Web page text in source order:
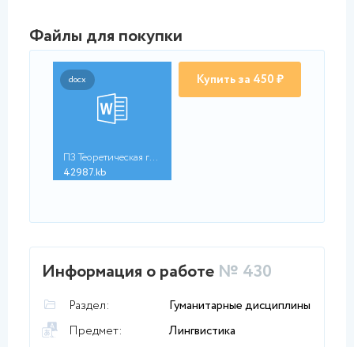
Файлы для покупки
docx
ПЗ Теоретическая гра...
42987.kb
Купить за 450 ₽
Информация о работе № 430
Раздел:
Гуманитарные дисциплины
Предмет:
Лингвистика